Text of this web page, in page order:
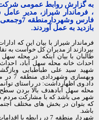
به گزارش روابط عمومی
، فرماندار شیراز، مدیر
فارس
بازدید به عمل آوردند.
فرماندار شیراز با بیان این که
بپردازند از مدیران کل خواست به
احداث خانه محله سهل آباد،
شهید سید علی طباطبایی
داد.وی اظهارداشت: در راستای
محله سهل آبادهدف بالا بردن
شهر می باشد که با مشارکت مردم
که بتوان در بخش های مختلف
باشد.